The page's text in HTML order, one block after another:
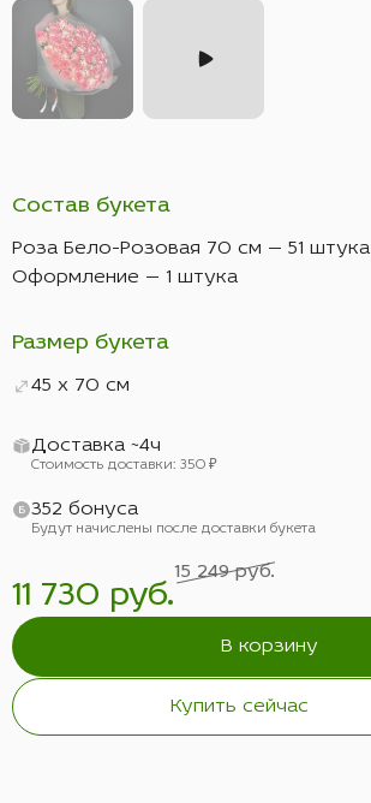
Состав букета
Роза Бело-Розовая 70 см — 51 штука
Оформление — 1 штука
Размер букета
45 x 70 см
Доставка ~4ч
Стоимость доставки: 350 ₽
352 бонуса
Будут начислены после доставки букета
11 730 руб.
15 249 руб.
В корзину
Купить сейчас